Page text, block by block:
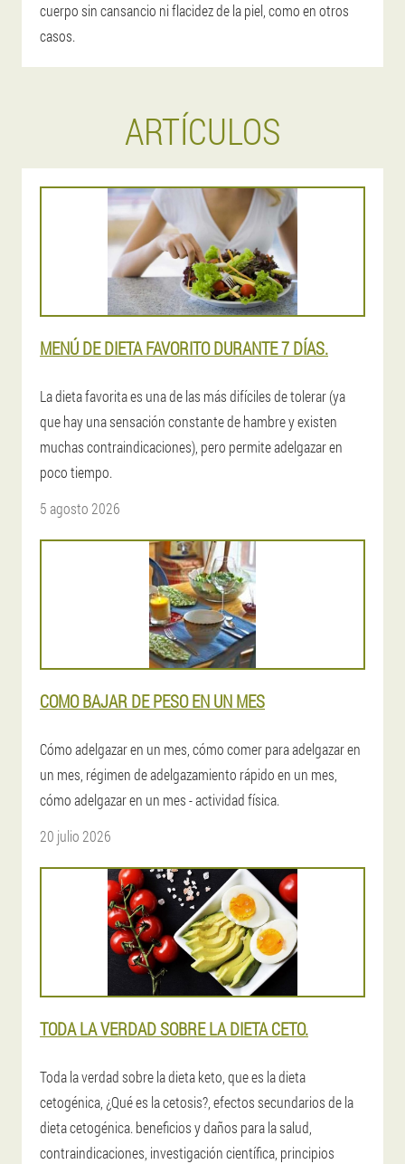
cuerpo sin cansancio ni flacidez de la piel, como en otros
casos.
ARTÍCULOS
MENÚ DE DIETA FAVORITO DURANTE 7 DÍAS.
La dieta favorita es una de las más difíciles de tolerar (ya
que hay una sensación constante de hambre y existen
muchas contraindicaciones), pero permite adelgazar en
poco tiempo.
5 agosto 2026
COMO BAJAR DE PESO EN UN MES
Cómo adelgazar en un mes, cómo comer para adelgazar en
un mes, régimen de adelgazamiento rápido en un mes,
cómo adelgazar en un mes - actividad física.
20 julio 2026
TODA LA VERDAD SOBRE LA DIETA CETO.
Toda la verdad sobre la dieta keto, que es la dieta
cetogénica, ¿Qué es la cetosis?, efectos secundarios de la
dieta cetogénica. beneficios y daños para la salud,
contraindicaciones, investigación científica, principios